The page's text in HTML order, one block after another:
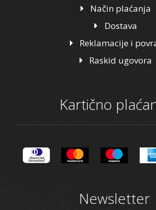
Način plaćanja
Dostava
Reklamacije i
Raskid ugovora
Kartično
Newsletter